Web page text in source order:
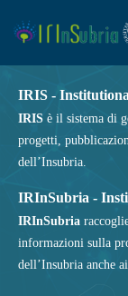
IRIS -
IRIS è il sistema di
progetti,
dell’Insubria.
IRInSubria -
IRInSubria
informazioni sulla
dell’Insubria anche